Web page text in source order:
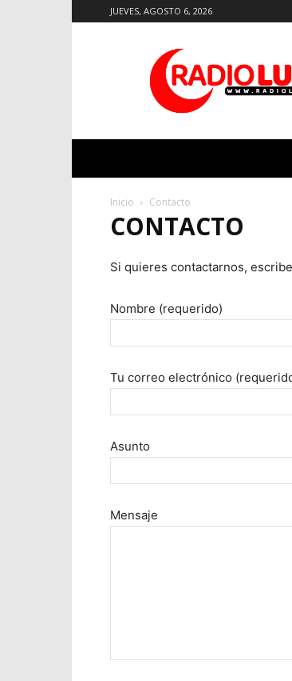
JUEVES, AGOSTO 6, 2026
Luna
Inicio Contacto
CONTACTO
Si quieres contactarnos,
Nombre (requerido)
Tu correo electrónico
Asunto
Mensaje